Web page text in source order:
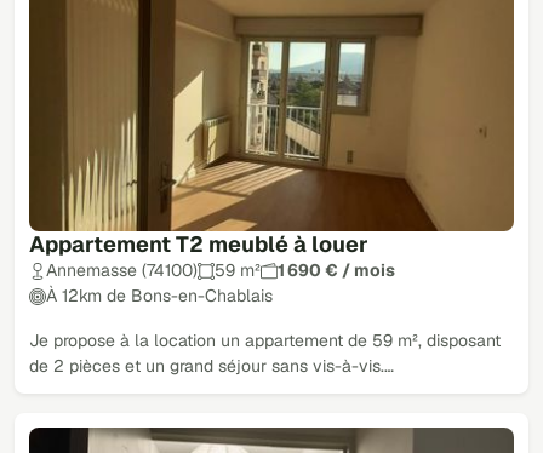
Appartement T2 meublé à louer
Annemasse (74100) 59 m²
1 690 € / mois
À 12km de Bons-en-Chablais
Je propose à la location un appartement de 59 m², disposant
de 2 pièces et un grand séjour sans vis-à-vis.…